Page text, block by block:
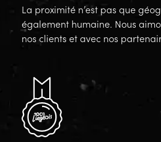
La proximité n’est pas que
également humaine. Nous
nos clients et avec nos